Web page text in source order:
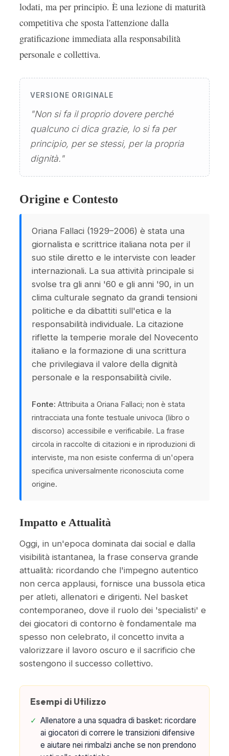
lodati, ma per principio. È una lezione di maturità
competitiva che sposta l'attenzione dalla
gratificazione immediata alla responsabilità
personale e collettiva.
VERSIONE ORIGINALE
"Non si fa il proprio dovere perché
qualcuno ci dica grazie, lo si fa per
principio, per se stessi, per la propria
dignità."
Origine e Contesto
Oriana Fallaci (1929–2006) è stata una
giornalista e scrittrice italiana nota per il
suo stile diretto e le interviste con leader
internazionali. La sua attività principale si
svolse tra gli anni '60 e gli anni '90, in un
clima culturale segnato da grandi tensioni
politiche e da dibattiti sull'etica e la
responsabilità individuale. La citazione
riflette la temperie morale del Novecento
italiano e la formazione di una scrittura
che privilegiava il valore della dignità
personale e la responsabilità civile.
Fonte: Attribuita a Oriana Fallaci; non è stata
rintracciata una fonte testuale univoca (libro o
discorso) accessibile e verificabile. La frase
circola in raccolte di citazioni e in riproduzioni di
interviste, ma non esiste conferma di un'opera
specifica universalmente riconosciuta come
origine.
Impatto e Attualità
Oggi, in un'epoca dominata dai social e dalla
visibilità istantanea, la frase conserva grande
attualità: ricordando che l'impegno autentico
non cerca applausi, fornisce una bussola etica
per atleti, allenatori e dirigenti. Nel basket
contemporaneo, dove il ruolo dei 'specialisti' e
dei giocatori di contorno è fondamentale ma
spesso non celebrato, il concetto invita a
valorizzare il lavoro oscuro e il sacrificio che
sostengono il successo collettivo.
Esempi di Utilizzo
✓ Allenatore a una squadra di basket: ricordare
ai giocatori di correre le transizioni difensive
e aiutare nei rimbalzi anche se non prendono